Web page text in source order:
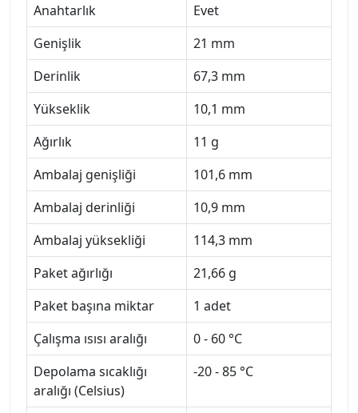
Anahtarlık
Evet
Genişlik
21 mm
Derinlik
67,3 mm
Yükseklik
10,1 mm
Ağırlık
11 g
Ambalaj genişliği
101,6 mm
Ambalaj derinliği
10,9 mm
Ambalaj yüksekliği
114,3 mm
Paket ağırlığı
21,66 g
Paket başına miktar
1 adet
Çalışma ısısı aralığı
0 - 60 °C
Depolama sıcaklığı
aralığı (Celsius)
-20 - 85 °C